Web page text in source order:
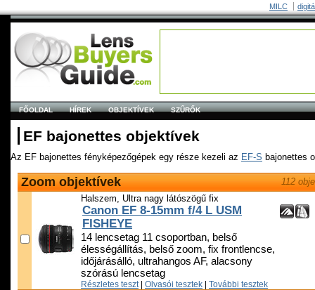
MILC
FŐOLDAL HÍREK OBJEKTÍVEK SZŰRŐK
EF bajonettes objektívek
Az EF bajonettes fényképezőgépek egy része kezeli az EF-S bajonettes
112
Zoom objektívek
Halszem, Ultra nagy látószögű fix
Canon EF 8-15mm f/4 L USM
FISHEYE
14 lencsetag 11 csoportban, belső
élességállítás, belső zoom, fix frontlencse,
időjárásálló, ultrahangos AF, alacsony
szórású lencsetag
Részletes teszt Olvasói tesztek További tesztek